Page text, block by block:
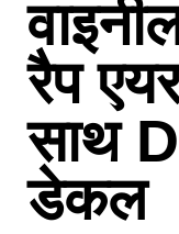
रैप
साथ
डेकल